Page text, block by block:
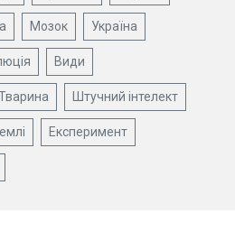
Мозок Україна
Види
Штучний інтелект
Експеримент